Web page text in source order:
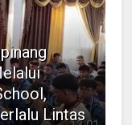
Lintas